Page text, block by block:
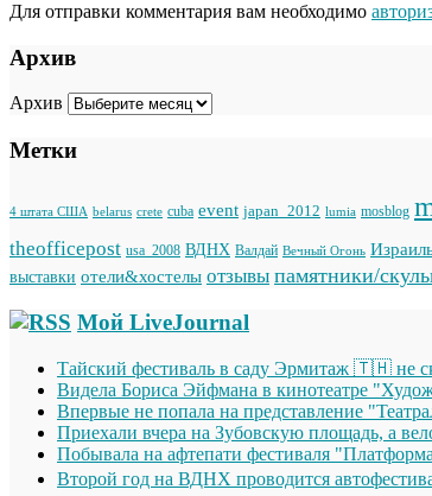
Для отправки комментария вам необходимо
Архив
Архив
Метки
4 штата США belarus crete cuba event japan_2012 lumia mosblog
theofficepost usa_2008 ВДНХ Валдай Вечный Огонь
выставки отели&хостелы отзывы памятники/
Мой LiveJournal
Тайский фестиваль в саду Эрмитаж 🇹🇭 не
Видела Бориса Эйфмана в кинотеатре
Впервые не попала на представление
Приехали вчера на Зубовскую площадь, а
Побывала на афтепати фестиваля
Второй год на ВДНХ проводится